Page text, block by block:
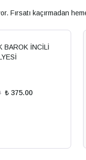
Fırsatı kaçırmadan
BAROK İNCİLİ
₺ 375.00